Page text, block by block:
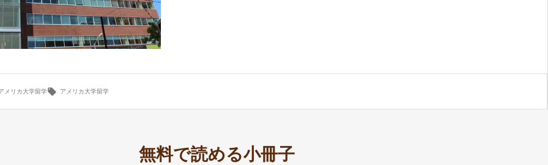
メリカ大学留学
タ
アメリカ大学留学
無料で読める小冊子